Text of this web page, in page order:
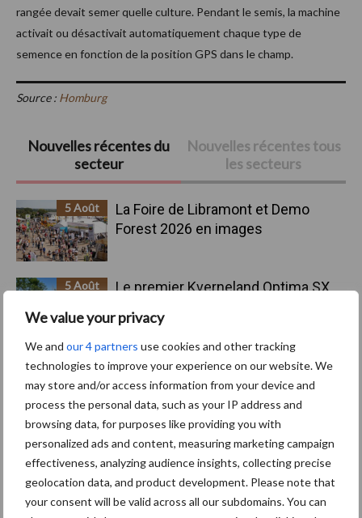
We value your privacy
We and our 4 partners use cookies and other tracking
technologies to improve your experience on our website. We
may store and/or access information from your device and
process the personal data, such as your IP address and
browsing data, for purposes like providing you with
personalized ads and content, measuring marketing campaign
effectiveness, analyzing audience insights, collecting precise
geolocation data, and product development. Please note that
your consent will be valid across all our subdomains. You can
rangée devait semer quelle culture. Pendant le semis, la machine
activait ou désactivait automatiquement chaque type de
semence en fonction de la position GPS dans le champ.
Source : Homburg
Barre
latérale
principale
Nouvelles récentes du
secteur
Nouvelles récentes tous
les secteurs
5 Août
La Foire de Libramont et Demo
Forest 2026 en images
5 Août
Le premier Kverneland Optima SX
Lapraille
4 Août
Bovimove : une traçabilité simple,
sans faille et fiable des transports
bovins
4 Août
Mercedes-Benz Trucks présente
une gamme complète pour les
opérations sur chantiers